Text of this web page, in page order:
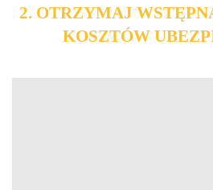
2. OTRZYMAJ
KOSZTÓW